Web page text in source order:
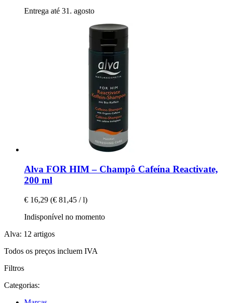
Entrega até 31. agosto
Alva FOR HIM – Champô Cafeína Reactivate,
200 ml
€ 16,29 (€ 81,45 / l)
Indisponível no momento
Alva: 12 artigos
Todos os preços incluem IVA
Filtros
Categorias: